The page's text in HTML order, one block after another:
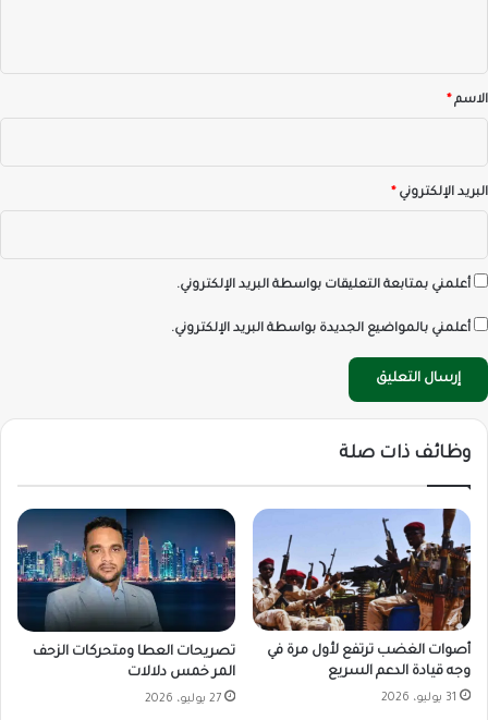
*الاسم*
البريد الإلكتروني*
أعلمني بمتابعة التعليقات بواسطة البريد الإلكتروني.
أعلمني بالمواضيع الجديدة بواسطة البريد الإلكتروني.
وظائف ذات صلة
أصوات الغضب ترتفع لأول مرة في
وجه قيادة الدعم السريع
31 يوليو، 2026
تصريحات العطا ومتحركات الزحف
المر خمس دلالات
27 يوليو، 2026